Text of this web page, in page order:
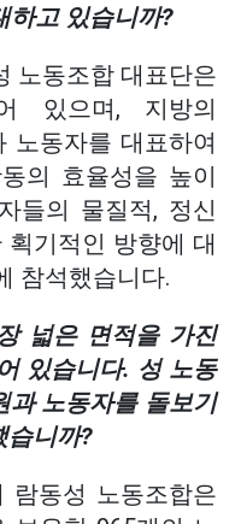
하고 있습니까?
노동조합 대표단은
있으며, 지방의
노동자를 대표하여
의 효율성을 높이
들의 물질적, 정신
기적인 방향에 대
참석했습니다.
넓은 면적을 가진
있습니다. 성 노동
과 노동자를 돌보기
습니까?
람동성 노동조합은